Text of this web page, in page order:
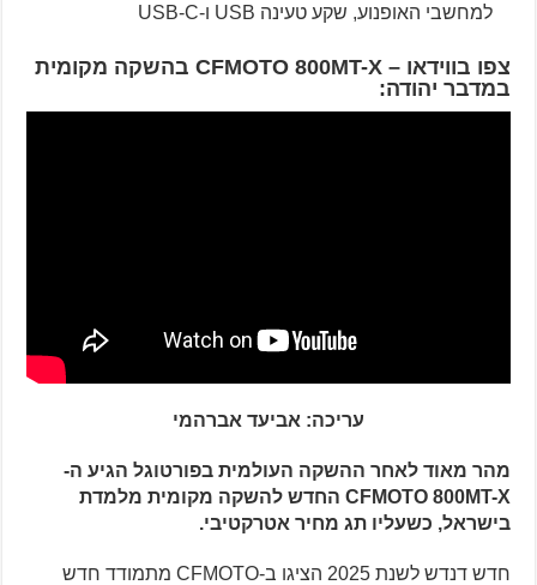
למחשבי האופנוע, שקע טעינה USB ו-USB-C
צפו בווידאו –
CFMOTO 800MT-X בהשקה מקומית
במדבר יהודה:
עריכה: אביעד אברהמי
מהר מאוד לאחר ההשקה העולמית בפורטוגל הגיע ה-
CFMOTO 800MT-X החדש להשקה מקומית מלמדת
בישראל, כשעליו תג מחיר אטרקטיבי.
חדש דנדש לשנת 2025 הציגו ב-CFMOTO מתמודד חדש